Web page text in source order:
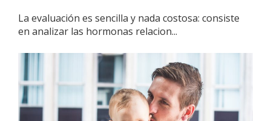
La evaluación es sencilla y nada costosa: consiste
en analizar las hormonas relacion...